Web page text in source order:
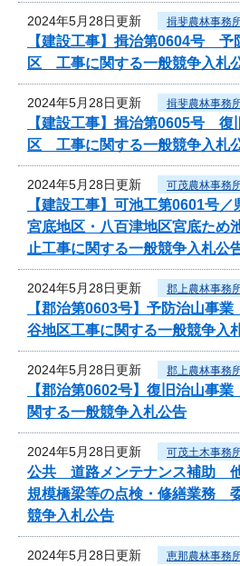
2024年5月28日更新 揖斐農林事務
【建設工事】揖治第0604号
区 工事に関する一般競争入札
2024年5月28日更新 揖斐農林事務
【建設工事】揖治第0605号
区 工事に関する一般競争入札
2024年5月28日更新 可茂農林事務
【建設工事】可池工第0601号
宮底地区・八百津地区宮底ため
止工事に関する一般競争入札公
2024年5月28日更新 郡上農林事務
【郡治第0603号】予防治山事
谷地区工事に関する一般競争入
2024年5月28日更新 郡上農林事務
【郡治第0602号】復旧治山事
関する一般競争入札公告
2024年5月28日更新 可茂土木事務
公共 道路メンテナンス補助
規模橋梁等の点検・修繕業務
競争入札公告
2024年5月28日更新 恵那農林事務